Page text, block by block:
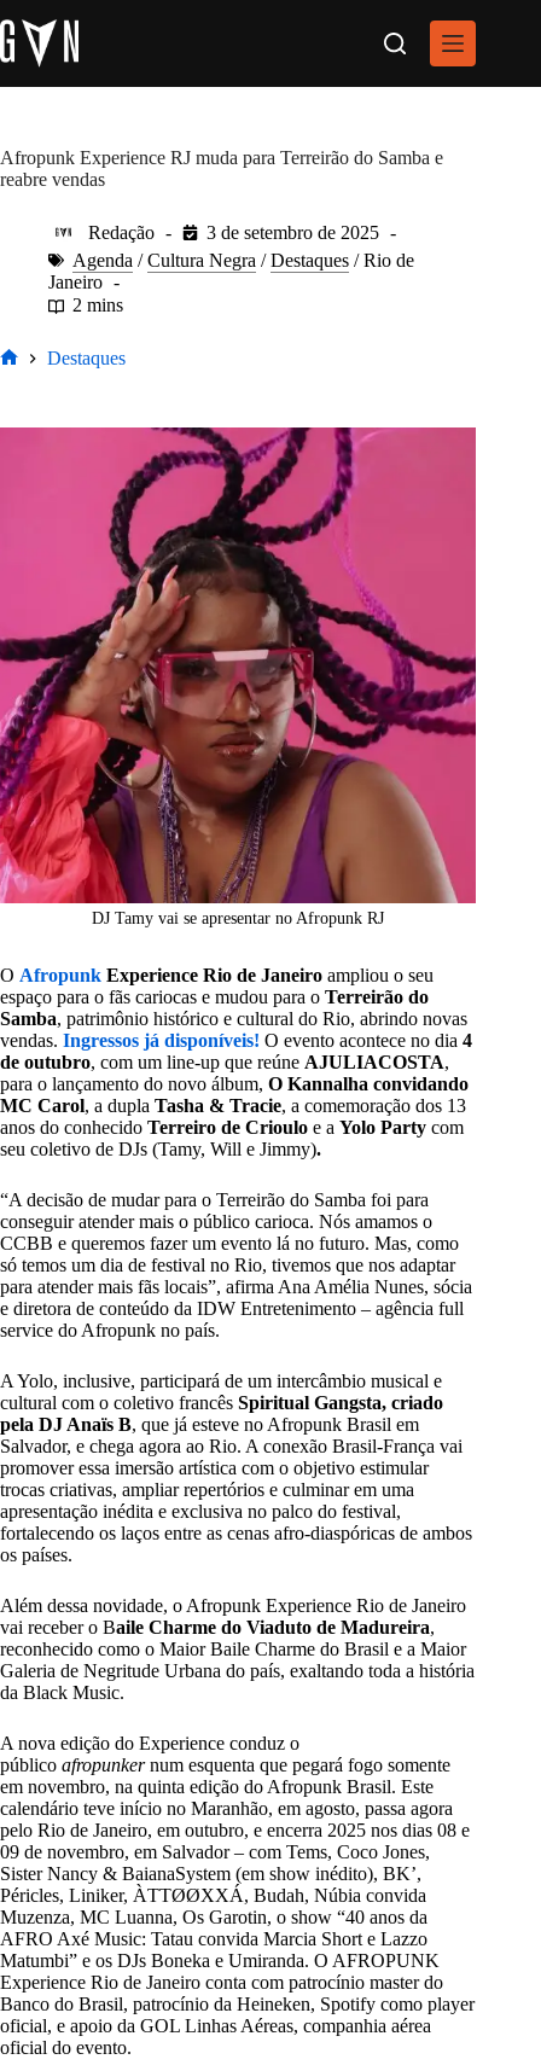
para
o
conteúdo
Afropunk Experience RJ muda para Terreirão do Samba e
reabre vendas
Redação
3 de setembro de 2025
Agenda /Cultura Negra /Destaques /Rio de
Janeiro
2 mins
Destaques
DJ Tamy vai se apresentar no Afropunk RJ
O Afropunk Experience Rio de Janeiro ampliou o seu
espaço para o fãs cariocas e mudou para o Terreirão do
Samba, patrimônio histórico e cultural do Rio, abrindo novas
vendas. Ingressos já disponíveis! O evento acontece no dia 4
de outubro, com um line-up que reúne AJULIACOSTA,
para o lançamento do novo álbum, O Kannalha convidando
MC Carol, a dupla Tasha & Tracie, a comemoração dos 13
anos do conhecido Terreiro de Crioulo e a Yolo Party com
seu coletivo de DJs (Tamy, Will e Jimmy).
“A decisão de mudar para o Terreirão do Samba foi para
conseguir atender mais o público carioca. Nós amamos o
CCBB e queremos fazer um evento lá no futuro. Mas, como
só temos um dia de festival no Rio, tivemos que nos adaptar
para atender mais fãs locais”, afirma Ana Amélia Nunes, sócia
e diretora de conteúdo da IDW Entretenimento – agência full
service do Afropunk no país.
A Yolo, inclusive, participará de um intercâmbio musical e
cultural com o coletivo francês Spiritual Gangsta, criado
pela DJ Anaïs B, que já esteve no Afropunk Brasil em
Salvador, e chega agora ao Rio. A conexão Brasil-França vai
promover essa imersão artística com o objetivo estimular
trocas criativas, ampliar repertórios e culminar em uma
apresentação inédita e exclusiva no palco do festival,
fortalecendo os laços entre as cenas afro-diaspóricas de ambos
os países.
Além dessa novidade, o Afropunk Experience Rio de Janeiro
vai receber o Baile Charme do Viaduto de Madureira,
reconhecido como o Maior Baile Charme do Brasil e a Maior
Galeria de Negritude Urbana do país, exaltando toda a história
da Black Music.
A nova edição do Experience conduz o
público afropunkernum esquenta que pegará fogo somente
em novembro, na quinta edição do Afropunk Brasil. Este
calendário teve início no Maranhão, em agosto, passa agora
pelo Rio de Janeiro, em outubro, e encerra 2025 nos dias 08 e
09 de novembro, em Salvador – com Tems, Coco Jones,
Sister Nancy & BaianaSystem (em show inédito), BK’,
Péricles, Liniker, ÀTTØØXXÁ, Budah, Núbia convida
Muzenza, MC Luanna, Os Garotin, o show “40 anos da
AFRO Axé Music: Tatau convida Marcia Short e Lazzo
Matumbi” e os DJs Boneka e Umiranda. O AFROPUNK
Experience Rio de Janeiro conta com patrocínio master do
Banco do Brasil, patrocínio da Heineken, Spotify como player
oficial, e apoio da GOL Linhas Aéreas, companhia aérea
oficial do evento.